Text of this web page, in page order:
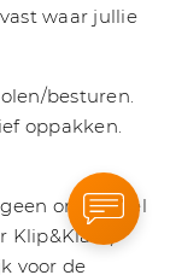
waar jullie
besturen.
oppakken.
onderdeel
voor de